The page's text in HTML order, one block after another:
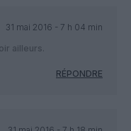
31 mai 2016 - 7 h 04 min
ailleurs.
RÉPONDRE